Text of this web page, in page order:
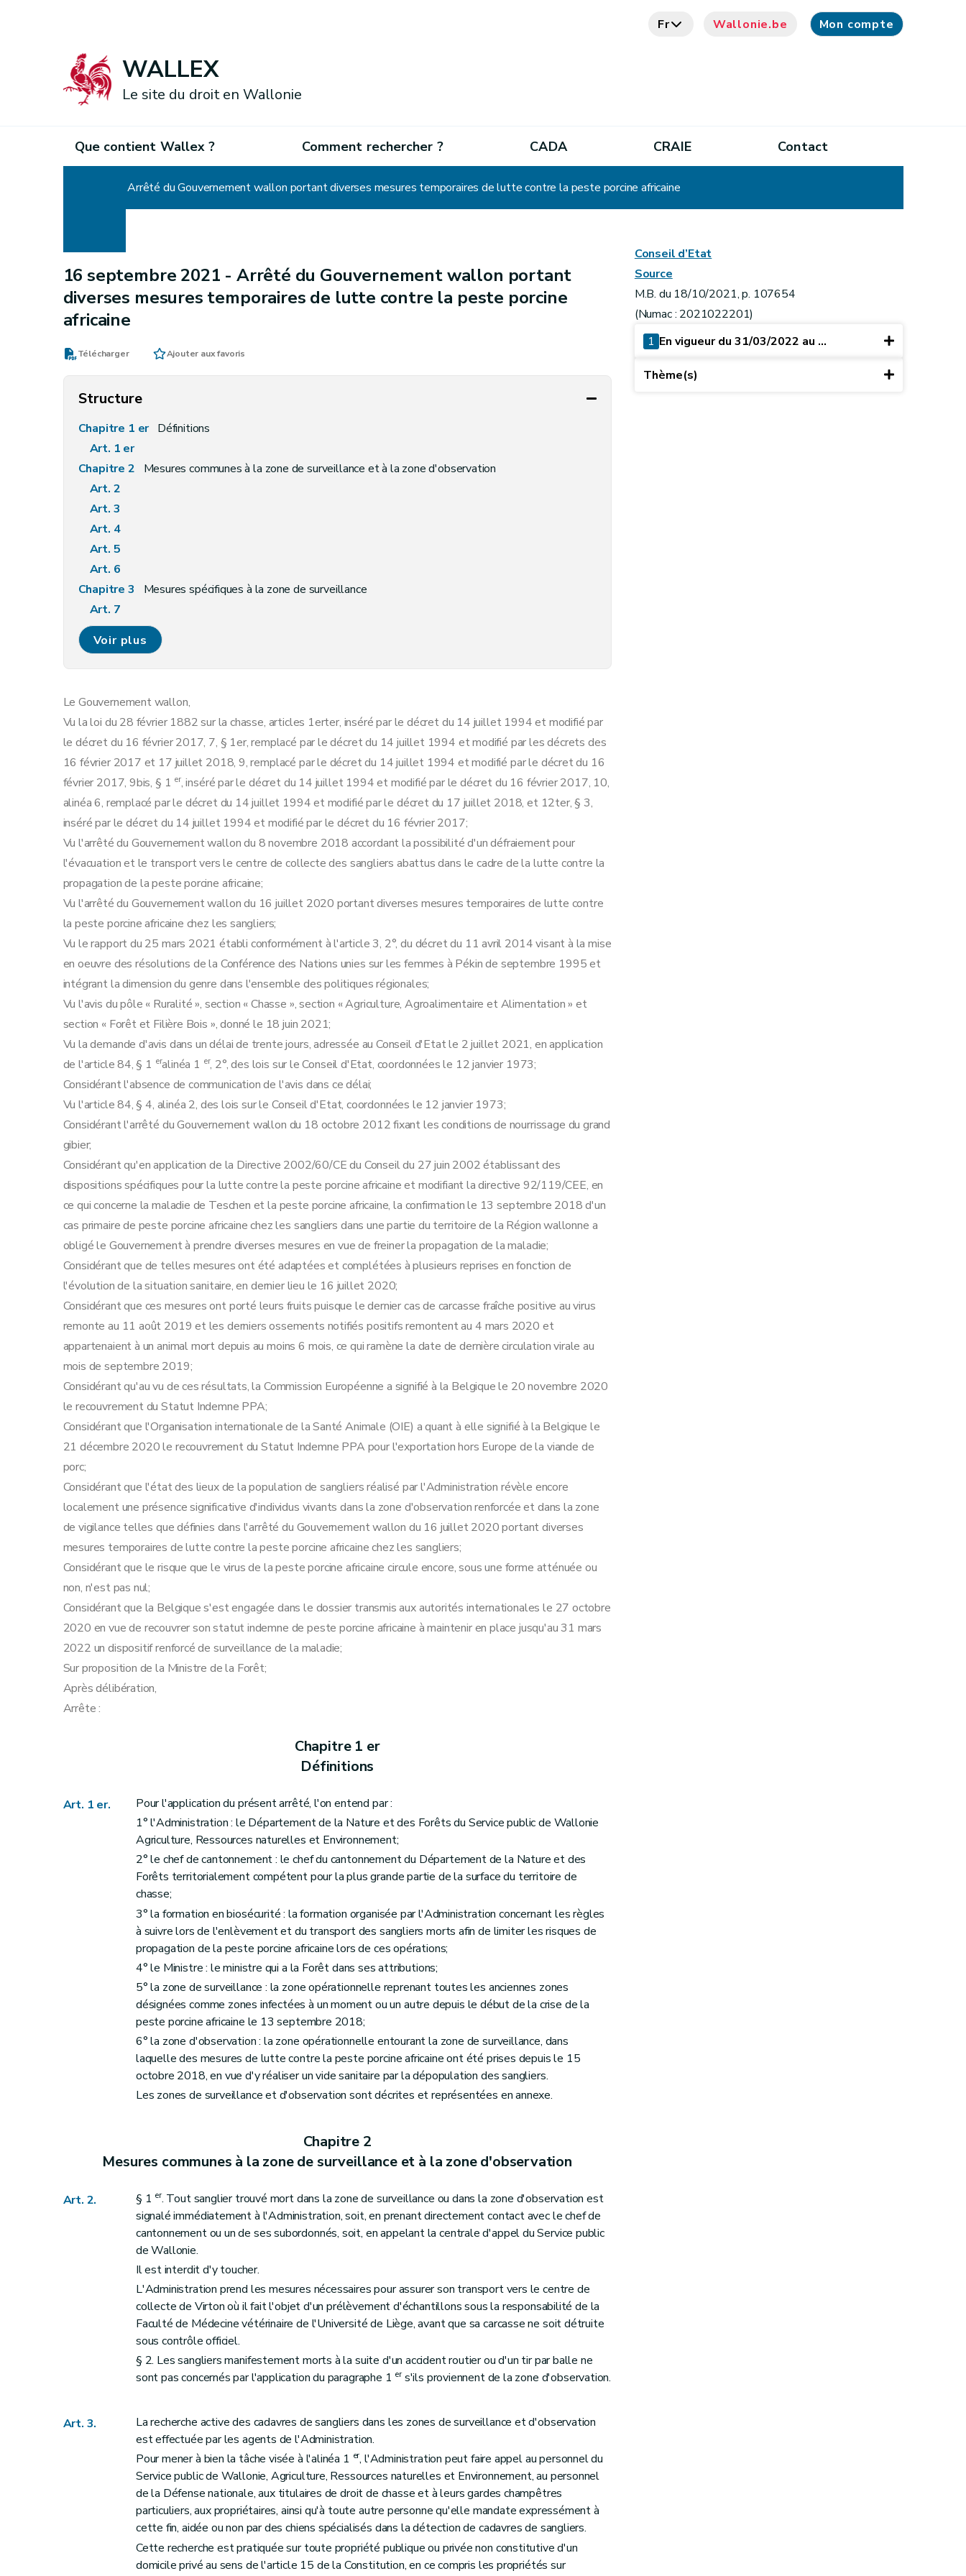
Fr Wallonie.be Mon compte
WALLEX
Le site du droit en Wallonie
Que contient Wallex ? Comment rechercher ? CADA CRAIE Contact
Arrêté du Gouvernement wallon portant diverses mesures temporaires de lutte contre la peste porcine africaine
16 septembre 2021 - Arrêté du Gouvernement wallon portant
diverses mesures temporaires de lutte contre la peste porcine
africaine
Télécharger Ajouter aux favoris
Structure
Chapitre 1 er Définitions
Art. 1 er
Chapitre 2
Mesures communes à la zone de surveillance et à la zone d'observation
Art. 2
Art. 3
Art. 4
Art. 5
Art. 6
Chapitre 3
Mesures spécifiques à la zone de surveillance
Art. 7
Art. 8
Art. 9
Art. 11
Chapitre 5 Mesures applicables en dehors de la zone de surveillance et de la zone d'observation
Art. 12
Chapitre 6 Dispositions modifiant l'arrêté du Gouvernement wallon du 8 novembre 2018 accordant la possibilité d'un défraiement pour l'évacuation et le transport vers le centre de collecte des sangliers abattus dans le cadre de la lutte contre la propagation de la peste porcine africaine
Art. 13
Art. 14
Art. 15
Art. 16
Chapitre 7 Dispositions finales
Art. 17
Art. 18
Art. 19
Annexe
Voir plus
Le Gouvernement wallon,
Vu la loi du 28 février 1882 sur la chasse, articles 1erter, inséré par le décret du 14 juillet 1994 et modifié par
le décret du 16 février 2017, 7, § 1er, remplacé par le décret du 14 juillet 1994 et modifié par les décrets des
16 février 2017 et 17 juillet 2018, 9, remplacé par le décret du 14 juillet 1994 et modifié par le décret du 16
février 2017, 9bis, § 1 er, inséré par le décret du 14 juillet 1994 et modifié par le décret du 16 février 2017, 10,
alinéa 6, remplacé par le décret du 14 juillet 1994 et modifié par le décret du 17 juillet 2018, et 12ter, § 3,
inséré par le décret du 14 juillet 1994 et modifié par le décret du 16 février 2017;
Vu l'arrêté du Gouvernement wallon du 8 novembre 2018 accordant la possibilité d'un défraiement pour
l'évacuation et le transport vers le centre de collecte des sangliers abattus dans le cadre de la lutte contre la
propagation de la peste porcine africaine;
Vu l'arrêté du Gouvernement wallon du 16 juillet 2020 portant diverses mesures temporaires de lutte contre
la peste porcine africaine chez les sangliers;
Vu le rapport du 25 mars 2021 établi conformément à l'article 3, 2°, du décret du 11 avril 2014 visant à la mise
en oeuvre des résolutions de la Conférence des Nations unies sur les femmes à Pékin de septembre 1995 et
intégrant la dimension du genre dans l'ensemble des politiques régionales;
Vu l'avis du pôle « Ruralité », section « Chasse », section « Agriculture, Agroalimentaire et Alimentation » et
section « Forêt et Filière Bois », donné le 18 juin 2021;
Vu la demande d'avis dans un délai de trente jours, adressée au Conseil d'Etat le 2 juillet 2021, en application
de l'article 84, § 1 eralinéa 1 er, 2°, des lois sur le Conseil d'Etat, coordonnées le 12 janvier 1973;
Considérant l'absence de communication de l'avis dans ce délai;
Vu l'article 84, § 4, alinéa 2, des lois sur le Conseil d'Etat, coordonnées le 12 janvier 1973;
Considérant l'arrêté du Gouvernement wallon du 18 octobre 2012 fixant les conditions de nourrissage du grand
gibier;
Considérant qu'en application de la Directive 2002/60/CE du Conseil du 27 juin 2002 établissant des
dispositions spécifiques pour la lutte contre la peste porcine africaine et modifiant la directive 92/119/CEE, en
ce qui concerne la maladie de Teschen et la peste porcine africaine, la confirmation le 13 septembre 2018 d'un
cas primaire de peste porcine africaine chez les sangliers dans une partie du territoire de la Région wallonne a
obligé le Gouvernement à prendre diverses mesures en vue de freiner la propagation de la maladie;
Considérant que de telles mesures ont été adaptées et complétées à plusieurs reprises en fonction de
l'évolution de la situation sanitaire, en dernier lieu le 16 juillet 2020;
Considérant que ces mesures ont porté leurs fruits puisque le dernier cas de carcasse fraîche positive au virus
remonte au 11 août 2019 et les derniers ossements notifiés positifs remontent au 4 mars 2020 et
appartenaient à un animal mort depuis au moins 6 mois, ce qui ramène la date de dernière circulation virale au
mois de septembre 2019;
Considérant qu'au vu de ces résultats, la Commission Européenne a signifié à la Belgique le 20 novembre 2020
le recouvrement du Statut Indemne PPA;
Considérant que l'Organisation internationale de la Santé Animale (OIE) a quant à elle signifié à la Belgique le
21 décembre 2020 le recouvrement du Statut Indemne PPA pour l'exportation hors Europe de la viande de
porc;
Considérant que l'état des lieux de la population de sangliers réalisé par l'Administration révèle encore
localement une présence significative d'individus vivants dans la zone d'observation renforcée et dans la zone
de vigilance telles que définies dans l'arrêté du Gouvernement wallon du 16 juillet 2020 portant diverses
mesures temporaires de lutte contre la peste porcine africaine chez les sangliers;
Considérant que le risque que le virus de la peste porcine africaine circule encore, sous une forme atténuée ou
non, n'est pas nul;
Considérant que la Belgique s'est engagée dans le dossier transmis aux autorités internationales le 27 octobre
2020 en vue de recouvrer son statut indemne de peste porcine africaine à maintenir en place jusqu'au 31 mars
2022 un dispositif renforcé de surveillance de la maladie;
Sur proposition de la Ministre de la Forêt;
Après délibération,
Arrête :
Chapitre 1 er
Définitions
Art. 1 er.
Pour l'application du présent arrêté, l'on entend par :
1° l'Administration : le Département de la Nature et des Forêts du Service public de Wallonie
Agriculture, Ressources naturelles et Environnement;
2° le chef de cantonnement : le chef du cantonnement du Département de la Nature et des
Forêts territorialement compétent pour la plus grande partie de la surface du territoire de
chasse;
3° la formation en biosécurité : la formation organisée par l'Administration concernant les règles
à suivre lors de l'enlèvement et du transport des sangliers morts afin de limiter les risques de
propagation de la peste porcine africaine lors de ces opérations;
4° le Ministre : le ministre qui a la Forêt dans ses attributions;
5° la zone de surveillance : la zone opérationnelle reprenant toutes les anciennes zones
désignées comme zones infectées à un moment ou un autre depuis le début de la crise de la
peste porcine africaine le 13 septembre 2018;
6° la zone d'observation : la zone opérationnelle entourant la zone de surveillance, dans
laquelle des mesures de lutte contre la peste porcine africaine ont été prises depuis le 15
octobre 2018, en vue d'y réaliser un vide sanitaire par la dépopulation des sangliers.
Les zones de surveillance et d'observation sont décrites et représentées en annexe.
Chapitre 2
Mesures communes à la zone de surveillance et à la zone d'observation
Art. 2. § 1 er. Tout sanglier trouvé mort dans la zone de surveillance ou dans la zone d'observation est
signalé immédiatement à l'Administration, soit, en prenant directement contact avec le chef de
cantonnement ou un de ses subordonnés, soit, en appelant la centrale d'appel du Service public
de Wallonie.
Il est interdit d'y toucher.
L'Administration prend les mesures nécessaires pour assurer son transport vers le centre de
collecte de Virton où il fait l'objet d'un prélèvement d'échantillons sous la responsabilité de la
Faculté de Médecine vétérinaire de l'Université de Liège, avant que sa carcasse ne soit détruite
sous contrôle officiel.
§ 2. Les sangliers manifestement morts à la suite d'un accident routier ou d'un tir par balle ne
sont pas concernés par l'application du paragraphe 1 ers'ils proviennent de la zone d'observation.
Art. 3.
La recherche active des cadavres de sangliers dans les zones de surveillance et d'observation
est effectuée par les agents de l'Administration.
Pour mener à bien la tâche visée à l'alinéa 1 er, l'Administration peut faire appel au personnel du
Service public de Wallonie, Agriculture, Ressources naturelles et Environnement, au personnel
de la Défense nationale, aux titulaires de droit de chasse et à leurs gardes champêtres
particuliers, aux propriétaires, ainsi qu'à toute autre personne qu'elle mandate expressément à
cette fin, aidée ou non par des chiens spécialisés dans la détection de cadavres de sangliers.
Cette recherche est pratiquée sur toute propriété publique ou privée non constitutive d'un
domicile privé au sens de l'article 15 de la Constitution, en ce compris les propriétés sur
Conseil d’Etat
Source
M.B. du 18/10/2021, p. 107654
(Numac : 2021022201)
1 En vigueur du 31/03/2022 au ...
Thème(s)